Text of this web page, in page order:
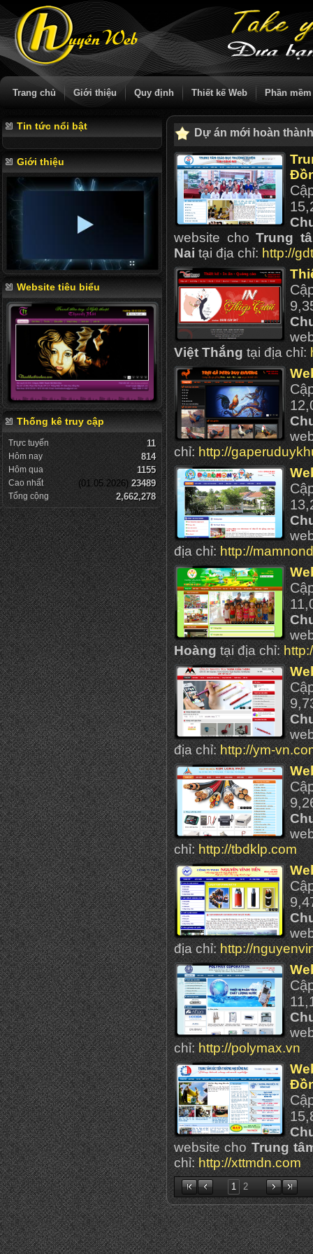
Trang chủ Giới thiệu Quy định Thiết kế Web Phần mềm
Tin tức nổi bật
Giới thiệu
Website tiêu biểu
Thống kê truy cập
Trực tuyến 11
Hôm nay 814
Hôm qua 1155
Cao nhất (01.05.2026) 23489
Tổng cộng 2,662,278
Dự án mới hoàn thành
website choTrung
Nai tại địa chỉ: http://
Việt Thắng tại địa chỉ:
chỉ: http://
địa chỉ:http://
Hoàngtại địa chỉ:
địa chỉ:http://ym-
chỉ:http://tbdklp.com
địa chỉ: http://
chỉ:http://polymax.vn
website choTrung
chỉ:http://xttmdn.com
1 2